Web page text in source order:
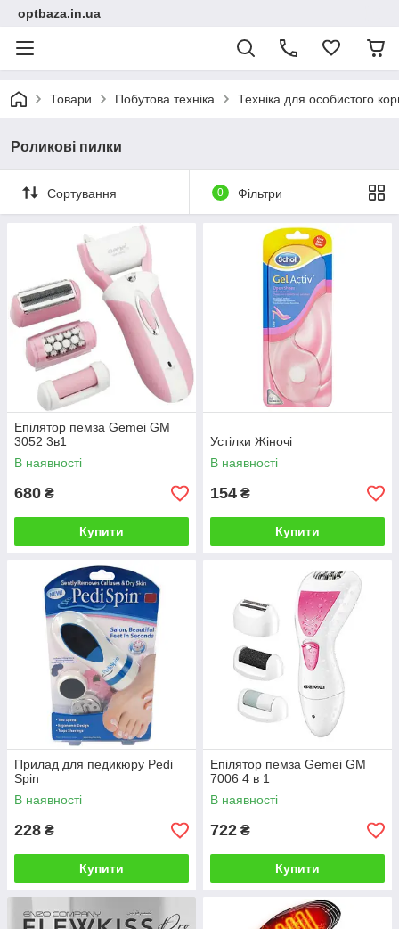
optbaza.in.ua
Товари Побутова техніка Техніка для особистого
Роликові пилки
Сортування 0 Фільтри
Епілятор пемза Gemei GM
3052 3в1
В наявності
680 ₴
Купити
Устілки Жіночі
В наявності
154 ₴
Купити
Прилад для педикюру Pedi
Spin
В наявності
228 ₴
Купити
Епілятор пемза Gemei GM
7006 4 в 1
В наявності
722 ₴
Купити